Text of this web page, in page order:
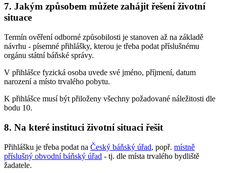
7. Jakým způsobem můžete zahájit řešení životní
situace
Termín ověření odborné způsobilosti je stanoven až na základě
návrhu - písemné přihlášky, kterou je třeba podat příslušnému
orgánu státní báňské správy.
V přihlášce fyzická osoba uvede své jméno, příjmení, datum
narození a místo trvalého pobytu.
K přihlášce musí být přiloženy všechny požadované náležitosti dle
bodu 10.
8. Na které instituci životní situaci řešit
Přihlášku je třeba podat na Český báňský úřad, popř. místně
příslušný obvodní báňský úřad - tj. dle místa trvalého bydliště
žadatele.